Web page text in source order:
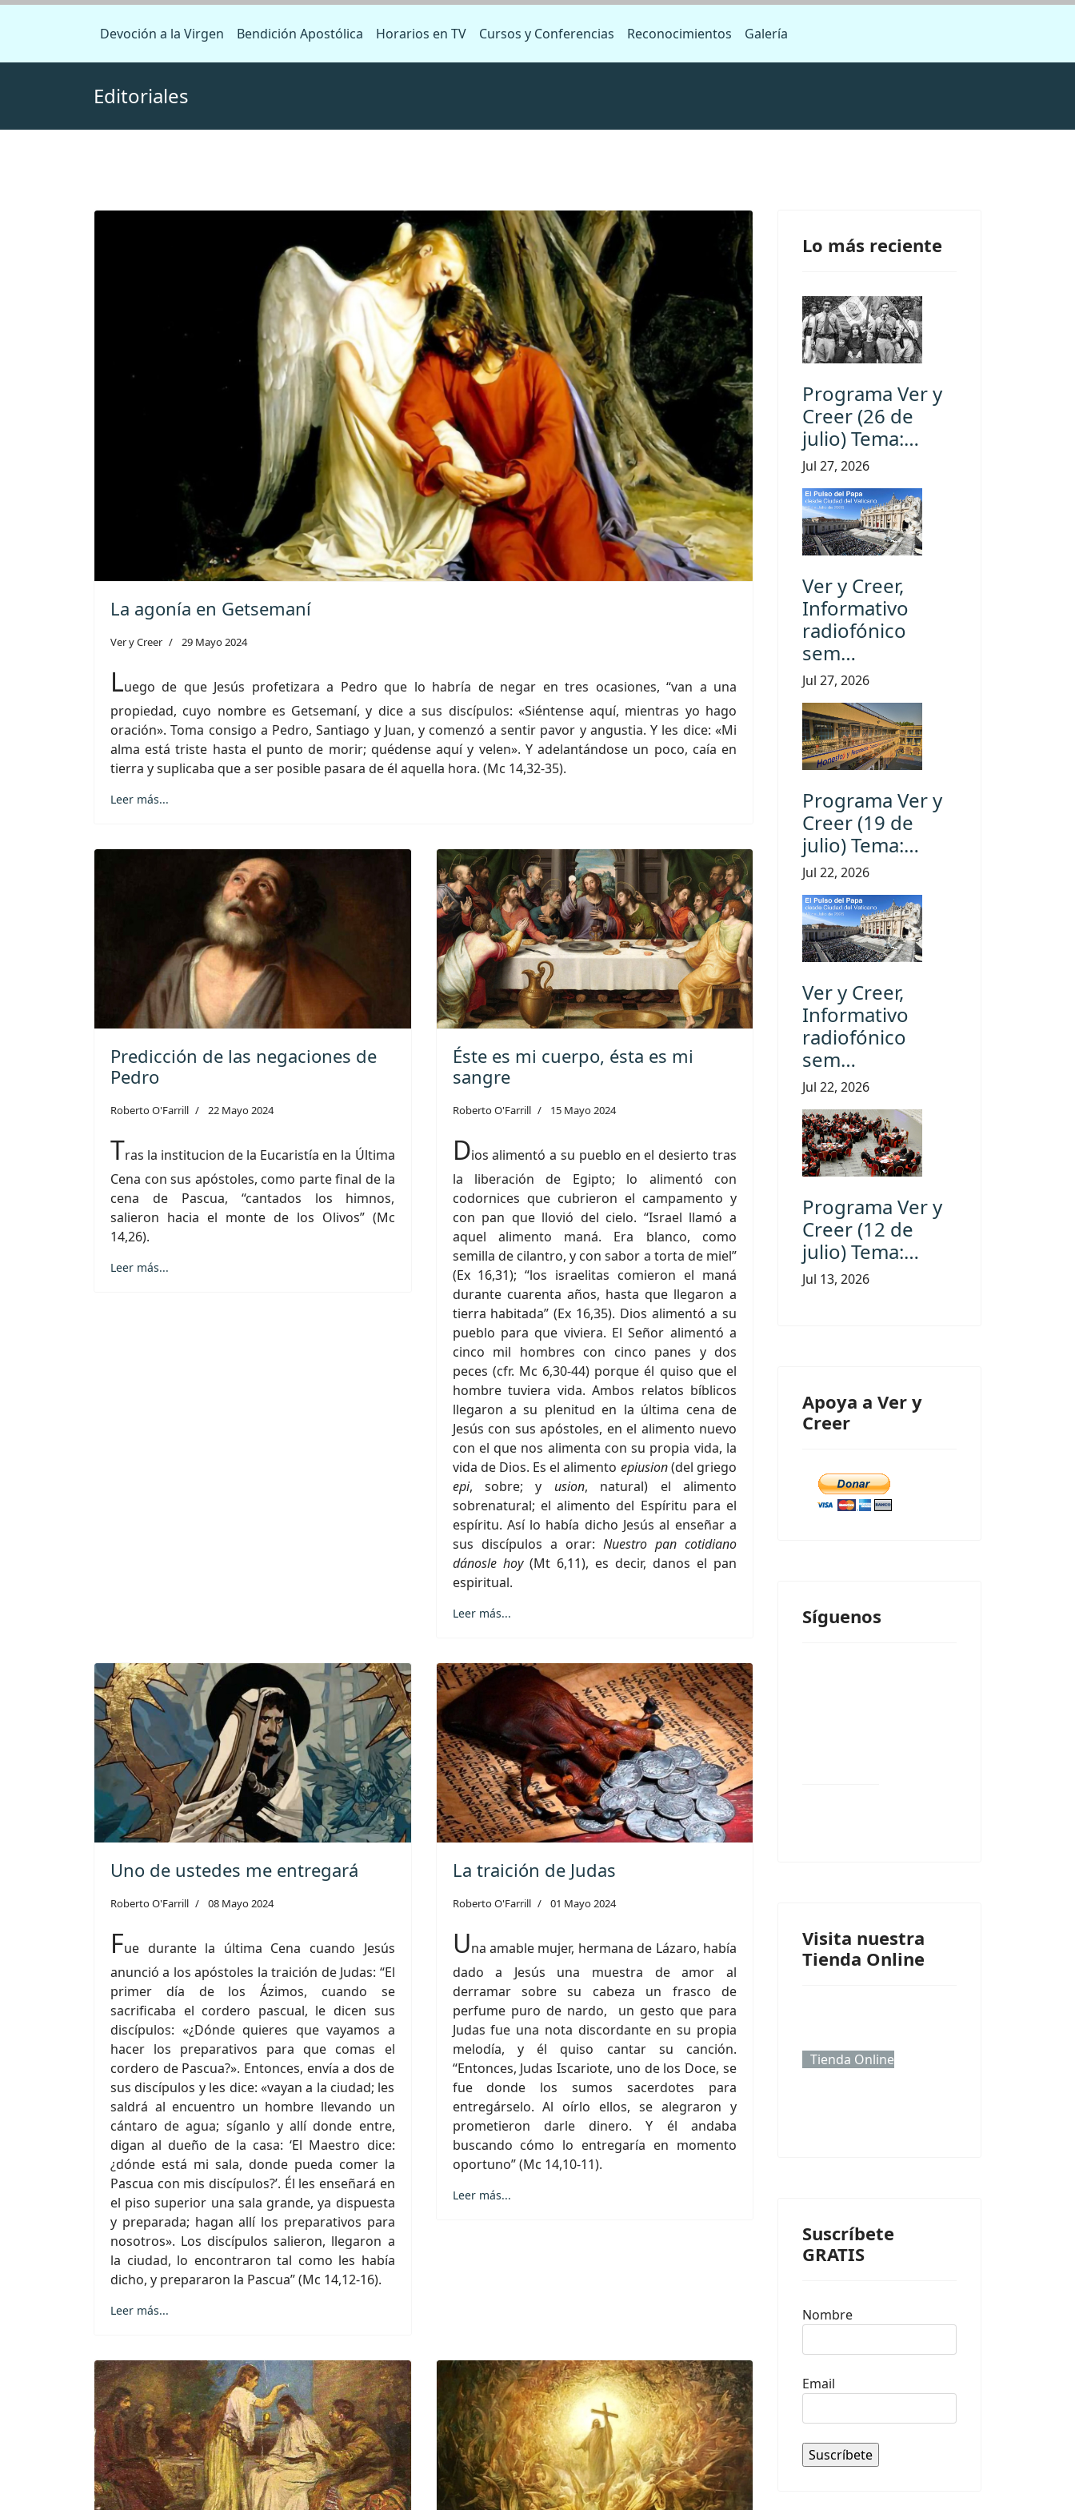
Devoción a la Virgen Bendición Apostólica Horarios en TV Cursos y Conferencias Reconocimientos Galería
Editoriales
La agonía en Getsemaní
Ver y Creer 29 Mayo 2024
Luego de que Jesús profetizara a Pedro que lo habría de negar en tres ocasiones, “van a una
propiedad, cuyo nombre es Getsemaní, y dice a sus discípulos: «Siéntense aquí, mientras yo hago
oración». Toma consigo a Pedro, Santiago y Juan, y comenzó a sentir pavor y angustia. Y les dice: «Mi
alma está triste hasta el punto de morir; quédense aquí y velen». Y adelantándose un poco, caía en
tierra y suplicaba que a ser posible pasara de él aquella hora. (Mc 14,32-35).
Leer más...
Predicción de las negaciones de
Pedro
Roberto O'Farrill 22 Mayo 2024
Tras la institucion de la Eucaristía en la Última
Cena con sus apóstoles, como parte final de la
cena de Pascua, “cantados los himnos,
salieron hacia el monte de los Olivos” (Mc
14,26).
Leer más...
Éste es mi cuerpo, ésta es mi
sangre
Roberto O'Farrill 15 Mayo 2024
Dios alimentó a su pueblo en el desierto tras
la liberación de Egipto; lo alimentó con
codornices que cubrieron el campamento y
con pan que llovió del cielo. “Israel llamó a
aquel alimento maná. Era blanco, como
semilla de cilantro, y con sabor a torta de miel”
(Ex 16,31); “los israelitas comieron el maná
durante cuarenta años, hasta que llegaron a
tierra habitada” (Ex 16,35). Dios alimentó a su
pueblo para que viviera. El Señor alimentó a
cinco mil hombres con cinco panes y dos
peces (cfr. Mc 6,30-44) porque él quiso que el
hombre tuviera vida. Ambos relatos bíblicos
llegaron a su plenitud en la última cena de
Jesús con sus apóstoles, en el alimento nuevo
con el que nos alimenta con su propia vida, la
vida de Dios. Es el alimento epiusion(del griego
epi, sobre; y usion, natural) el alimento
sobrenatural; el alimento del Espíritu para el
espíritu. Así lo había dicho Jesús al enseñar a
sus discípulos a orar: Nuestro pan cotidiano
dánosle hoy(Mt 6,11), es decir, danos el pan
espiritual.
Leer más...
Uno de ustedes me entregará
Roberto O'Farrill 08 Mayo 2024
Fue durante la última Cena cuando Jesús
anunció a los apóstoles la traición de Judas: “El
primer día de los Ázimos, cuando se
sacrificaba el cordero pascual, le dicen sus
discípulos: «¿Dónde quieres que vayamos a
hacer los preparativos para que comas el
cordero de Pascua?». Entonces, envía a dos de
sus discípulos y les dice: «vayan a la ciudad; les
saldrá al encuentro un hombre llevando un
cántaro de agua; síganlo y allí donde entre,
digan al dueño de la casa: ‘El Maestro dice:
¿dónde está mi sala, donde pueda comer la
Pascua con mis discípulos?’. Él les enseñará en
el piso superior una sala grande, ya dispuesta
y preparada; hagan allí los preparativos para
nosotros». Los discípulos salieron, llegaron a
la ciudad, lo encontraron tal como les había
dicho, y prepararon la Pascua” (Mc 14,12-16).
Leer más...
La traición de Judas
Roberto O'Farrill 01 Mayo 2024
Una amable mujer, hermana de Lázaro, había
dado a Jesús una muestra de amor al
derramar sobre su cabeza un frasco de
perfume puro de nardo, un gesto que para
Judas fue una nota discordante en su propia
melodía, y él quiso cantar su canción.
“Entonces, Judas Iscariote, uno de los Doce, se
fue donde los sumos sacerdotes para
entregárselo. Al oírlo ellos, se alegraron y
prometieron darle dinero. Y él andaba
buscando cómo lo entregaría en momento
oportuno” (Mc 14,10-11).
Leer más...
Lo más reciente
Programa Ver y
Creer (26 de
julio) Tema:…
Jul 27, 2026
Ver y Creer,
Informativo
radiofónico
sem…
Jul 27, 2026
Programa Ver y
Creer (19 de
julio) Tema:…
Jul 22, 2026
Ver y Creer,
Informativo
radiofónico
sem…
Jul 22, 2026
Programa Ver y
Creer (12 de
julio) Tema:…
Jul 13, 2026
Apoya a Ver y
Creer
Síguenos
Visita nuestra
Tienda Online
Tienda Online
Suscríbete
GRATIS
Nombre
Email